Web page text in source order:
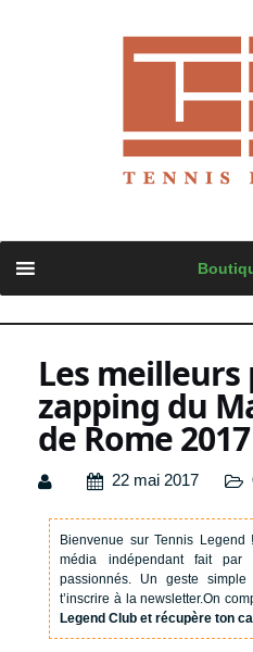
content
Les
zapping du
de Rome 2017
22 mai 2017
Bienvenue sur Tennis Legend !
média indépendant fait
passionnés. Un geste
t’inscrire à la newsletter.On
Legend Club et récupère ton